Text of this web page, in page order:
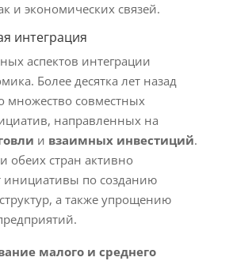
и экономических связей.
интеграция
аспектов интеграции
Более десятка лет назад
множество совместных
направленных на
и взаимных инвестиций.
обеих стран активно
инициативы по созданию
а также упрощению
малого и среднего